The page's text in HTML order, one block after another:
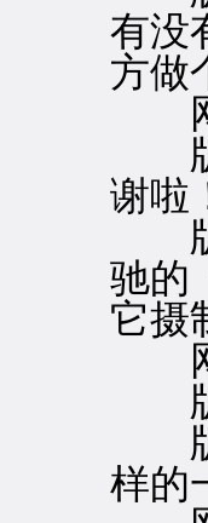
有没
方做
网
版
谢啦
版
驰的
它摄
网
版
版
样的